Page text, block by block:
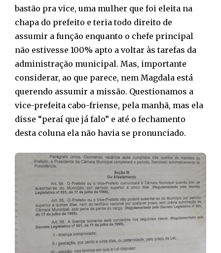
bastão pra vice, uma mulher que foi eleita na
chapa do prefeito e teria todo direito de
assumir a função enquanto o chefe principal
não estivesse 100% apto a voltar às tarefas da
administração municipal. Mas, importante
considerar, ao que parece, nem Magdala está
querendo assumir a missão. Questionamos a
vice-prefeita cabo-friense, pela manhã, mas ela
disse “peraí que já falo” e até o fechamento
desta coluna ela não havia se pronunciado.